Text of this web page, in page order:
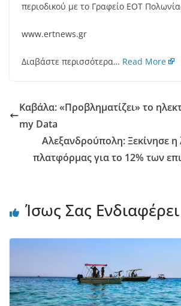
περιοδικού με το Γραφείο ΕΟΤ
www.ertnews.gr
Διαβάστε περισσότερα… Read More
Καβάλα: «Προβληματίζει» το
my Data
Αλεξανδρούπολη: Ξεκίνησε η
πλατφόρμας για το 12% των
Ίσως Σας Ενδιαφέρει